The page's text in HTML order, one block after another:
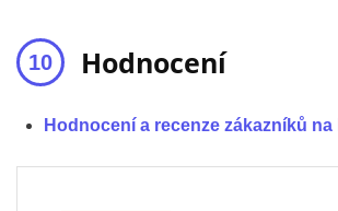
Hodnocení
Hodnocení a recenze zákazníků na